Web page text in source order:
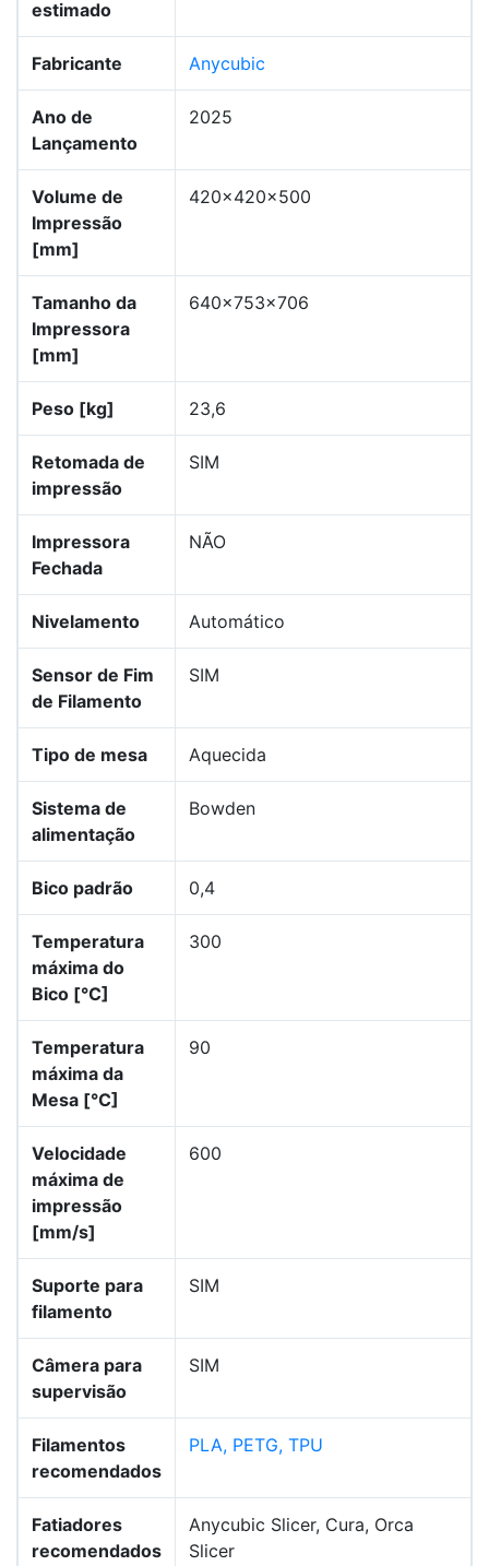
estimado
Fabricante Anycubic
Ano de
Lançamento
2025
Volume de
Impressão
[mm]
420x420x500
Tamanho da
Impressora
[mm]
640x753x706
Peso [kg] 23,6
Retomada de
impressão
SIM
Impressora
Fechada
NÃO
Nivelamento Automático
Sensor de Fim
de Filamento
SIM
Tipo de mesa Aquecida
Sistema de
alimentação
Bowden
Bico padrão 0,4
Temperatura
máxima do
Bico [°C]
300
Temperatura
máxima da
Mesa [°C]
90
Velocidade
máxima de
impressão
[mm/s]
600
Suporte para
filamento
SIM
Câmera para
supervisão
SIM
Filamentos
recomendados
PLA, PETG, TPU
Fatiadores
recomendados
Anycubic Slicer, Cura, Orca
Slicer